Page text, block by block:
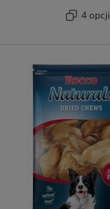
4 opcji